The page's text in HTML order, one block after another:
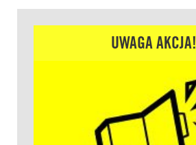
UWAGA AKCJA!